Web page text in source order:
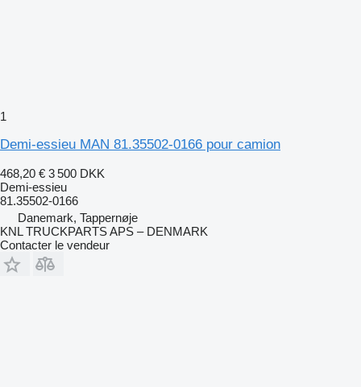
1
Demi-essieu MAN 81.35502-0166 pour camion
468,20 € 3 500 DKK
Demi-essieu
81.35502-0166
Danemark, Tappernøje
KNL TRUCKPARTS APS – DENMARK
Contacter le vendeur